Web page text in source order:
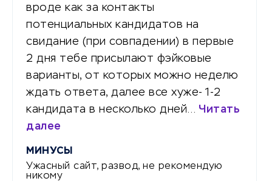
вроде как за контакты
потенциальных кандидатов на
свидание (при совпадении) в первые
2 дня тебе присылают фэйковые
варианты, от которых можно неделю
ждать ответа, далее все хуже- 1-2
кандидата в несколько дней… Читать
далее
МИНУСЫ
Ужасный сайт, развод, не рекомендую
никому